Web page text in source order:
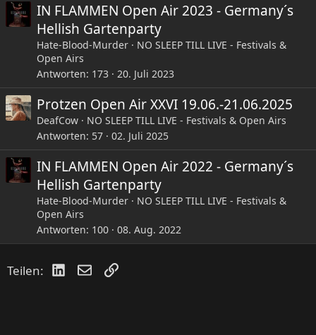
IN FLAMMEN Open Air 2023 - Germany´s
Hellish Gartenparty
Hate-Blood-Murder
NO SLEEP TILL LIVE - Festivals &
Open Airs
Antworten 173 20. Juli 2023
Protzen Open Air XXVI 19.06.-21.06.2025
DeafCow
NO SLEEP TILL LIVE - Festivals & Open Airs
Antworten 57 02. Juli 2025
IN FLAMMEN Open Air 2022 - Germany´s
Hellish Gartenparty
Hate-Blood-Murder
NO SLEEP TILL LIVE - Festivals &
Open Airs
Antworten 100 08. Aug. 2022
Teilen: LinkedIn
E-MailLink